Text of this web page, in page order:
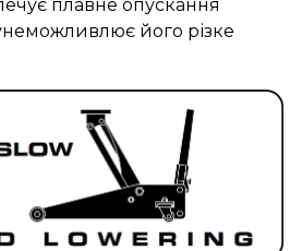
плавне опускання
його різке